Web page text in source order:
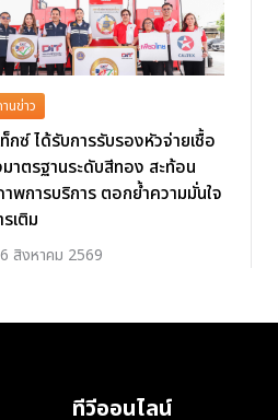
นข่าว
กซ์ ได้รับการรับรองหัวจ่ายเชื้อ
มาตรฐานระดับสีทอง สะท้อน
พการบริการ ตอกย้ำความมั่นใจ
เติม
สิงหาคม 2569
ทีวีออนไลน์